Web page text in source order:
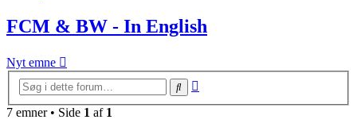
FCM & BW - In English
Nyt emne
Søg
7 emner • Side 1 af 1